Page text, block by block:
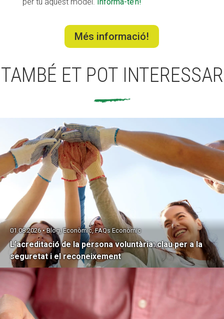
Més informació!
TAMBÉ ET POT INTERESSAR
L’acreditació de la persona voluntària: clau per a la
seguretat i el reconeixement
01.08.2026 • Blog, Econòmic, FAQs Econòmic